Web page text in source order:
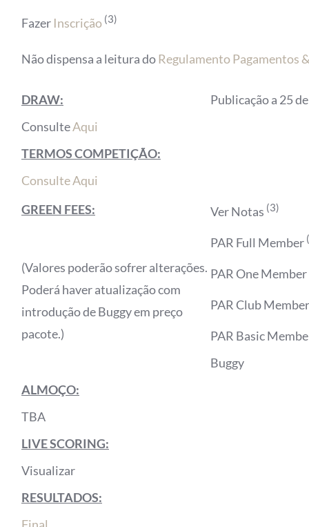
Fazer Inscrição (3)
Não dispensa a leitura doRegulamento Pagamentos
DRAW:
Publicação a 25
ConsulteAqui
TERMOS COMPETIÇÃO:
Consulte Aqui
GREEN FEES:
Ver Notas (3)
(Valores poderão sofrer alterações.
Poderá haver atualização com
introdução de Buggy em preço
pacote.)
PAR Full Member
PAR One Member
PAR Club Member
PAR Basic
Buggy
ALMOÇO:
TBA
LIVE SCORING:
Visualizar
RESULTADOS: